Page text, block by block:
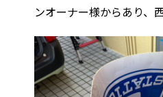
外壁
各種
ンオーナー様からあり、